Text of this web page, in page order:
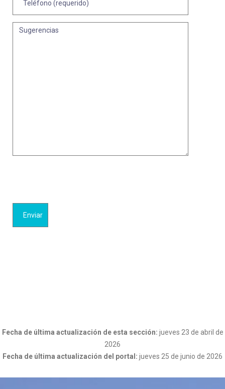
Fecha de última actualización de esta sección: jueves 23 de abril de
2026
Fecha de última actualización del portal: jueves 25 de junio de 2026